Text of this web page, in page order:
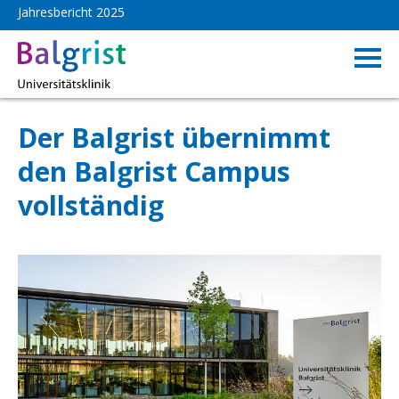
Jahresbericht 2025
Rückblick
Der Balgrist übernimmt
den Balgrist Campus
vollständig